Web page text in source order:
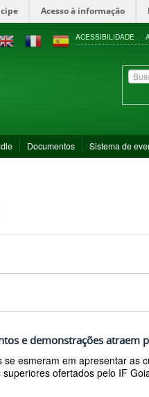
Acesso à informação
ACESSIBILIDADE
Documentos Sistema de
e demonstrações atraem
se esmeram em apresentar as
superiores ofertados pelo IF